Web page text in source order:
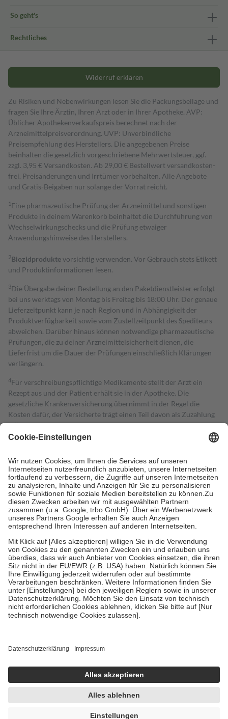
So geht's
Rechtliches
Widerruf erklären
Zu Risiken und Nebenwirkungen lesen Sie die Packungsbeilage und
fragen Sie Ihre Ärztin, Ihren Arzt oder in Ihrer Apotheke. AVP:
Üblicher Apothekenverkaufspreis berechnet nach der
Arzneimittelpreisverordnung. UVP: Unverbindliche
Preisempfehlung des Herstellers. Die angegebenen Preise
beinhalten die gesetzlich vorgeschriebene Mehrwertsteuer, ggf.
zzgl. 3,95 € Versandkosten. Ab 29,00 € Bestell­wert versand­kosten­
frei. Preisänderungen und Irrtümer vorbehalten. Alle Angebote
und Gratis-Beigaben nur solange der Vorrat reicht.
1 Eine pharmazeutische Prüfung der Arzneimittel und sonstigen
Produkte in deinem Warenkorb beinhaltet die Durchführung von
Wechselwirkungschecks und die Prüfung etwaiger
Anwendungshinweise des Herstellers.
2Biozidproduktevorsichtig verwenden. Vor Gebrauch stets Etikett
und Produktinformationen lesen.
3Die Übergabe deiner Bestellung an den Paketdienstleister erfolgt
bei uns werktags von Montag bis Freitag bis 18:00 Uhr. Der genaue
Lieferzeitpunkt kann je nach Region und in Abhängigkeit der
Produktverfügbarkeit sowie vom Zustellzeitpunkt des Spediteurs
abweichen. Darüber hinaus können notwendige pharmazeutische
Prüfungen, die zu deiner Arzneimittelsicherheit dienen, die
Lieferfrist um die Dauer der Prüfungen einschließlich Klärungen
verlängern.
4Für verschreibungspflichtige Medikamente stellt der Arzt ein
Rezept aus und der Patient erhält sie in der Apotheke. Die
gesetzliche Krankenversicherung übernimmt in der Regel die
Kosten dafür, der Versicherte trägt einen Teil davon als Zuzahlung
mit.
Grundsätzlich leisten Mitglieder Zuzahlungen in Höhe von zehn
höchstens zehn Euro.
Es sind jedoch nie mehr als die tatsächlichen
Kosten der Leistung zu entrichten.
Diese Regeln gelten grundsätzlich auch für Online-Apotheken.
Bei Heilmitteln und häuslicher Krankenpflege beträgt die
Zuzahlung zehn Prozent der Kosten sowie zehn Euro je
Verordnung.
Um das Engagement der Versicherten für ihre eigene Gesundheit zu
stärken und die besondere Stellung der Familie zu unterstützen,
fallenkeine Zuzahlungenan bei:
• Kindern und Jugendlichen bis zum vollendeten 18. Lebensjahr
mit Ausnahme der Fahrkosten
• Untersuchungen zur Vorsorge und Früherkennung, die von der
GKV getragen werden
• empfohlenen Schutzimpfungen
• Harn- und Blutteststreifen
getroffen, um sicherzustellen, dass es sich um echte Bewertungen
https://help.etrusted.com/hc/de/articles/4419944605341
Einige Bilder und Inhalte wurden unter Zuhilfenahme künstlicher